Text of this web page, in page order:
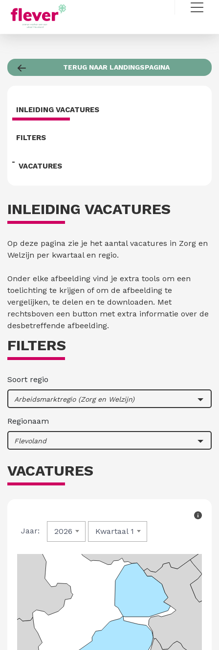
TERUG NAAR LANDINGSPAGINA
INLEIDING VACATURES
FILTERS
VACATURES
INLEIDING VACATURES
Op deze pagina zie je het aantal vacatures in Zorg en
Welzijn per kwartaal en regio.
Onder elke afbeelding vind je extra tools om een
toelichting te krijgen of om de afbeelding te
vergelijken, te delen en te downloaden. Met
rechtsboven een button met extra informatie over de
desbetreffende afbeelding.
FILTERS
Soort regio
Arbeidsmarktregio (Zorg en Welzijn)
Regionaam
Flevoland
VACATURES